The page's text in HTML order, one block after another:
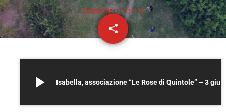
share
email
play_arrow